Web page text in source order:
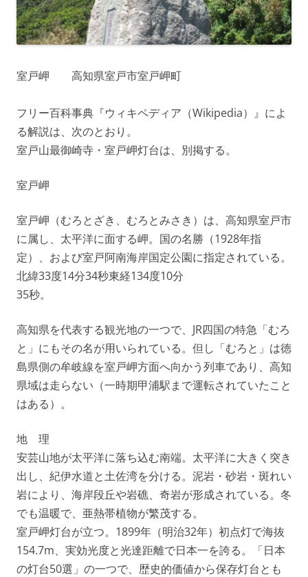
室戸岬 高知県室戸市室戸岬町
フリー百科事典『ウィキペディア（Wikipedia）』によ
る解説は、次のとおり。
室戸山最御崎寺・室戸岬灯台は、別掲する。
室戸岬
室戸岬（むろとざき、むろとみさき）は、高知県室戸市
に属し、太平洋に面する岬。国の名勝（1928年指
定）、および室戸阿南海岸国定公園に指定されている。
北緯33度14分34秒東経134度10分
35秒。
高知県を代表する観光地の一つで、JR四国の特急「むろ
と」にもその名が用いられている。但し「むろと」は徳
島県側の牟岐線を室戸岬方面へ向かう列車であり、高知
県域は走らない（一時期甲浦駅まで運転されていたこと
はある）。
地 理
安芸山地が太平洋に落ち込む南端。太平洋に大きく突き
出し、紀伊水道と土佐湾を分ける。泥岩・砂岩・斑れい
岩により、海岸段丘や岩礁、奇岩が形成されている。冬
でも温暖で、亜熱帯植物が繁茂する。
室戸岬灯台が立つ。1899年（明治32年）初点灯で海抜
154.7m、実効光度と光達距離で日本一を誇る。「日本
の灯台50選」の一つで、歴史的価値から保存灯台とも